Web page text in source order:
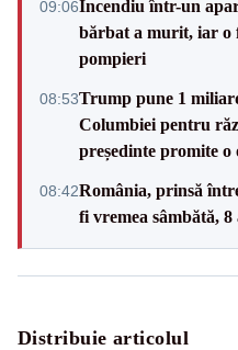
09:06Incendiu într-un
bărbat a murit, iar o
pompieri
08:53Trump pune 1
Columbiei pentru
președinte promite o
08:42România, prinsă
fi vremea sâmbătă, 8
Distribuie articolul